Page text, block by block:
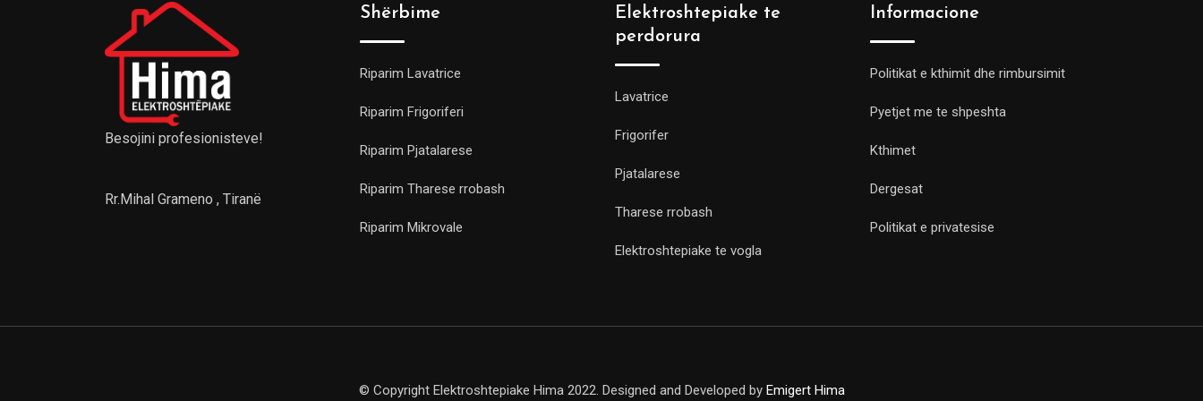
Besojini profesionisteve!
Rr.Mihal Grameno , Tiranë
Shërbime
Riparim Lavatrice
Riparim Frigoriferi
Riparim Pjatalarese
Riparim Tharese rrobash
Riparim Mikrovale
Elektroshtepiake te
perdorura
Lavatrice
Frigorifer
Pjatalarese
Tharese rrobash
Elektroshtepiake te vogla
Informacione
Politikat e kthimit dhe rimbursimit
Pyetjet me te shpeshta
Kthimet
Dergesat
Politikat e privatesise
© Copyright Elektroshtepiake Hima 2022. Designed and Developed by Emigert Hima